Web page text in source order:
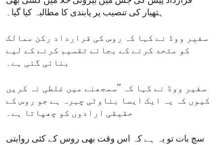
ہتھیار کی تنصیب پر پابندی کا مطالبہ کیا گیا۔
سفیر ووڈ نے کہا کہ روس کی قرارداد رکن ممالک
کو متحد کرنے کے بجائے تقسیم کرنے کے لیے
بنائی گئی ہے۔
سفیر ووڈ نے کہا کہ ’’سمجھنے میں غلطی نہ کریں
کیوں کہ یہ ایک ایسا بناوٹی چہرہ ہے جو روس کے
حقیقی ارادوں کو چھپاتا ہے۔
سچ بات تو یہ ہے کہ اس وقت بھی روس کے کئی روایتی